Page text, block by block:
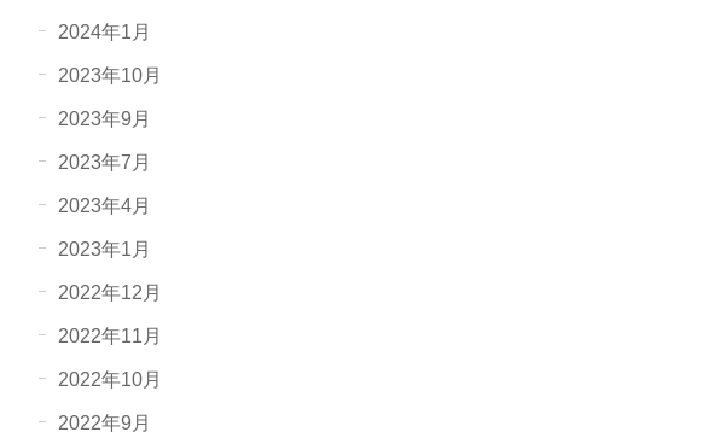
2024年1月
2023年10月
2023年9月
2023年7月
2023年4月
2023年1月
2022年12月
2022年11月
2022年10月
2022年9月